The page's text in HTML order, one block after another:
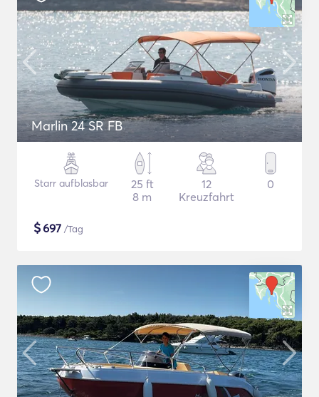
Marlin 24 SR FB
Starr aufblasbar
25 ft
8 m
12
Kreuzfahrt
0
$697 /Tag